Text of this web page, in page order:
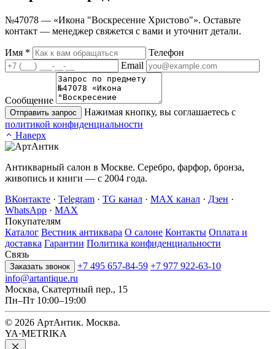
№47078 — «Икона "Воскресение Христово"». Оставьте
контакт — менеджер свяжется с вами и уточнит детали.
Имя *
Телефон
Email
Сообщение
Отправить запрос
Нажимая кнопку, вы соглашаетесь с
политикой конфиденциальности
Наверх
Антикварный салон в Москве. Серебро, фарфор, бронза,
живопись и книги — с 2004 года.
ВКонтакте · Telegram · TG канал · MAX канал · Дзен ·
WhatsApp · MAX
Покупателям
Каталог Вестник антиквара О салоне Контакты Оплата и
доставка Гарантии Политика конфиденциальности
Связь
Заказать звонок +7 495 657-84-59 +7 977 922-63-10
info@artantique.ru
Москва, Скатертный пер., 15
Пн–Пт 10:00–19:00
© 2026 АртАнтик. Москва.
YA·METRIKA